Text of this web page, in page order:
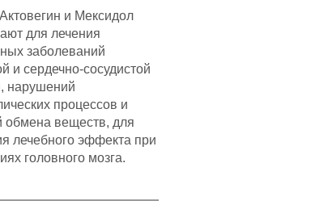
и Мексидол
для лечения
заболеваний
и сердечно-сосудистой
нарушений
процессов и
обмена веществ, для
лечебного эффекта при
головного мозга.